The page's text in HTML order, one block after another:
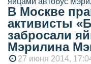
В Москве
активисты
забросали
Мэрилина
27 июня 2014,